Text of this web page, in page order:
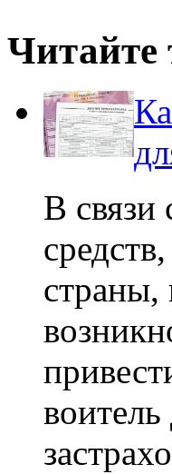
Читайте
В связи
страны,